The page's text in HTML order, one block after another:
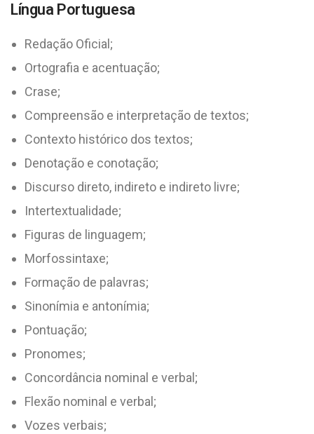
Língua Portuguesa
Redação Oficial;
Ortografia e acentuação;
Crase;
Compreensão e interpretação de textos;
Contexto histórico dos textos;
Denotação e conotação;
Discurso direto, indireto e indireto livre;
Intertextualidade;
Figuras de linguagem;
Morfossintaxe;
Formação de palavras;
Sinonímia e antonímia;
Pontuação;
Pronomes;
Concordância nominal e verbal;
Flexão nominal e verbal;
Vozes verbais;